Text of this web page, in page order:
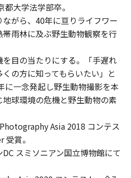
大学法学部卒。
がら、40年に亘りライフワー
雨林に及ぶ野生動物観察を行
目の当たりにする。「手遅れ
の方に知ってもらいたい」と
に一念発起し野生動物撮影を本
球環境の危機と野生動物の素
Asia 2018 コンテス
賞。
DC スミソニアン国立博物館にて